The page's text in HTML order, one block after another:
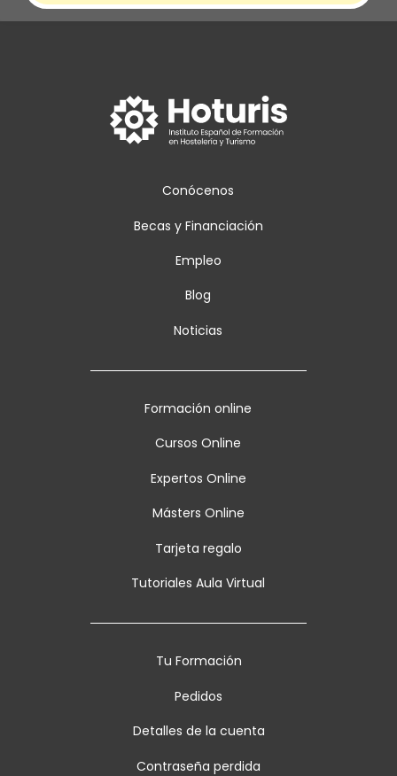
Conócenos
Becas y Financiación
Empleo
Blog
Noticias
Formación online
Cursos Online
Expertos Online
Másters Online
Tarjeta regalo
Tutoriales Aula Virtual
Tu Formación
Pedidos
Detalles de la cuenta
Contraseña perdida